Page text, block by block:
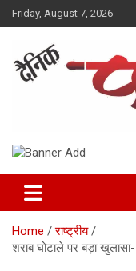
Skip
to
Friday, August 7, 2026
Dainik
Home
राष्ट्रीय
शराब घोटाले पर बड़ा